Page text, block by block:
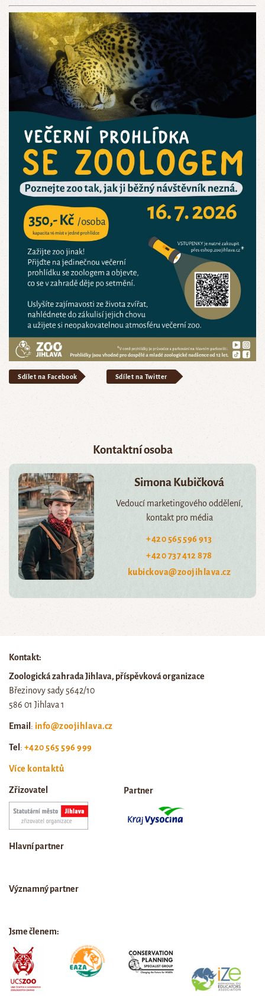
Sdílet na Facebook Sdílet na Twitter
Kontaktní osoba
Simona Kubičková
Vedoucí marketingového oddělení,
kontakt pro média
+420 565 596 913
+420 737 412 878
kubickova@zoojihlava.cz
Kontakt:
Zoologická zahrada Jihlava, příspěvková organizace
Březinovy sady 5642/10
586 01 Jihlava 1
Email: info@zoojihlava.cz
Tel: +420 565 596 999
Více kontaktů
Zřizovatel Partner
Hlavní partner
Významný partner
Jsme členem: